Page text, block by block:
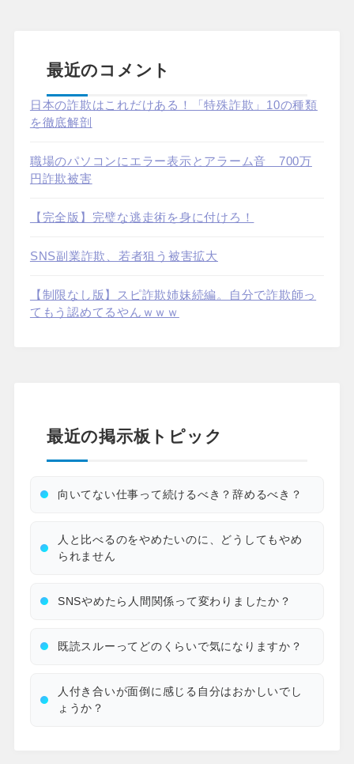
最近のコメント
日本の詐欺はこれだけある！「特殊詐欺」10の種類
を徹底解剖
職場のパソコンにエラー表示とアラーム音 700万
円詐欺被害
【完全版】完璧な逃走術を身に付けろ！
SNS副業詐欺、若者狙う被害拡大
【制限なし版】スピ詐欺姉妹続編。自分で詐欺師っ
てもう認めてるやんｗｗｗ
最近の掲示板トピック
向いてない仕事って続けるべき？辞めるべき？
人と比べるのをやめたいのに、どうしてもやめ
られません
SNSやめたら人間関係って変わりましたか？
既読スルーってどのくらいで気になりますか？
人付き合いが面倒に感じる自分はおかしいでし
ょうか？